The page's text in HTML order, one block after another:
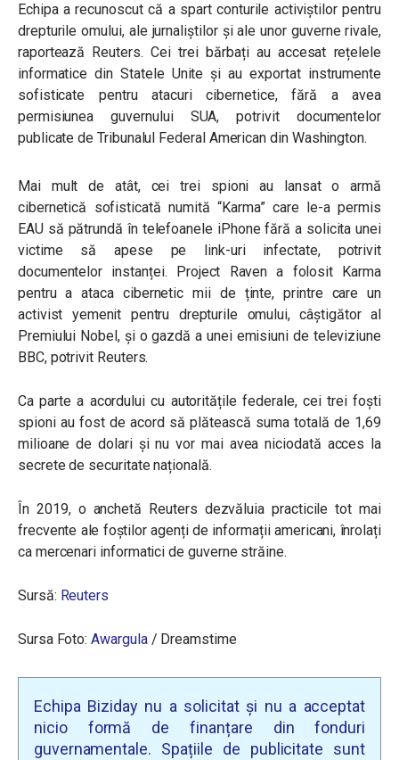
Echipa a recunoscut că a spart conturile activiștilor pentru
drepturile omului, ale jurnaliștilor și ale unor guverne rivale,
raportează Reuters.Cei trei bărbați au accesat rețelele
informatice din Statele Unite și au exportat instrumente
sofisticate pentru atacuri cibernetice, fără a avea
permisiunea guvernului SUA, potrivit documentelor
publicate de Tribunalul Federal American din Washington.
Mai mult de atât, cei trei spioni au lansat o armă
cibernetică sofisticată numită “Karma” care le-a permis
EAU să pătrundă în telefoanele iPhone fără a solicita unei
victime să apese pe link-uri infectate, potrivit
documentelor instanței. Project Raven a folosit Karma
pentru a ataca cibernetic mii de ținte, printre care un
activist yemenit pentru drepturile omului, câștigător al
Premiului Nobel, și o gazdă a unei emisiuni de televiziune
BBC, potrivit Reuters.
Ca parte a acordului cu autoritățile federale, cei trei foști
spioni au fost de acord să plătească suma totală de 1,69
milioane de dolari și nu vor mai avea niciodată acces la
secrete de securitate națională.
În 2019, o anchetă Reuters dezvăluia practicile tot mai
frecvente ale foștilor agenți de informații americani, înrolați
ca mercenari informatici de guverne străine.
Sursă: Reuters
Sursa Foto: Awargula/ Dreamstime
Echipa Biziday nu a solicitat și nu a acceptat
nicio formă de finanțare din fonduri
guvernamentale. Spațiile de publicitate sunt